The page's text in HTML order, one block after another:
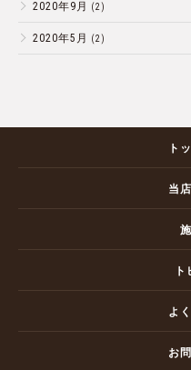
2020年9月 (2)
2020年5月 (2)
ト
当
よ
お